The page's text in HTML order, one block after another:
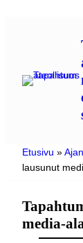
Etusivu »
lausunut
media-